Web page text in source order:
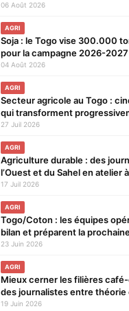
06 Août 2026
AGRI
Soja : le Togo vise 300.000
pour la campagne 2026-2027
04 Août 2026
AGRI
Secteur agricole au Togo :
qui transforment
27 Juil 2026
AGRI
Agriculture durable : des
l’Ouest et du Sahel en atelier
17 Juil 2026
AGRI
Togo/Coton : les équipes
bilan et préparent la
23 Juin 2026
AGRI
Mieux cerner les filières
des journalistes entre théorie
des plantations
19 Juin 2026